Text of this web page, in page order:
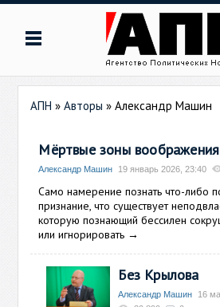
АПН »Авторы »Александр Машин
Мёртвые зоны воображения
Александр Машин 19 январь 2026, 23:40
Само намерение познать что-либо
признание, что существует
которую познающий бессилен
или игнорировать →
Без Крылова
Александр Машин
16